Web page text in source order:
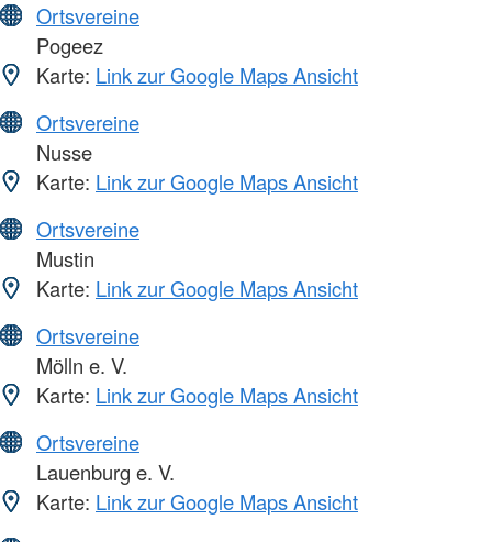
Ortsvereine
Pogeez
Karte: Link zur Google Maps Ansicht
Ortsvereine
Nusse
Karte: Link zur Google Maps Ansicht
Ortsvereine
Mustin
Karte: Link zur Google Maps Ansicht
Ortsvereine
Mölln e. V.
Karte: Link zur Google Maps Ansicht
Ortsvereine
Lauenburg e. V.
Karte: Link zur Google Maps Ansicht